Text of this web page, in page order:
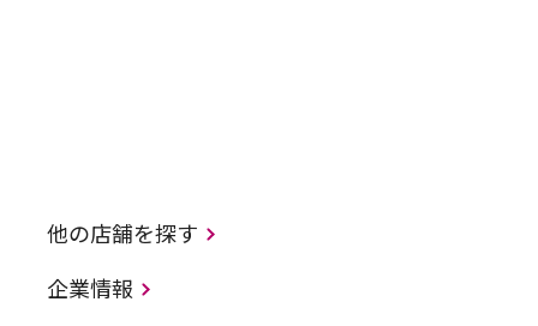
他の店舗を探す
企業情報